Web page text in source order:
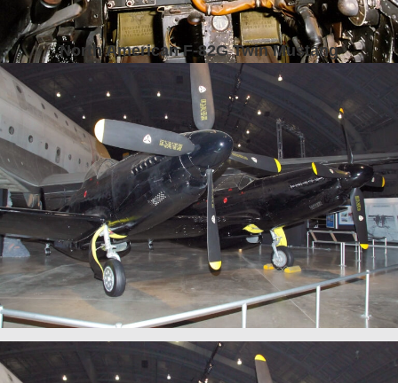
North American F-82G Twin Mustang